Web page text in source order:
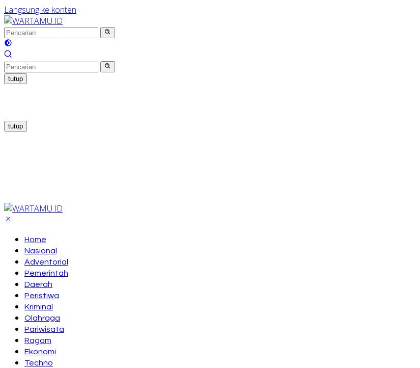
Langsung ke konten
tutup
tutup
Home
Nasional
Adventorial
Pemerintah
Daerah
Peristiwa
Kriminal
Olahraga
Pariwisata
Ragam
Ekonomi
Techno